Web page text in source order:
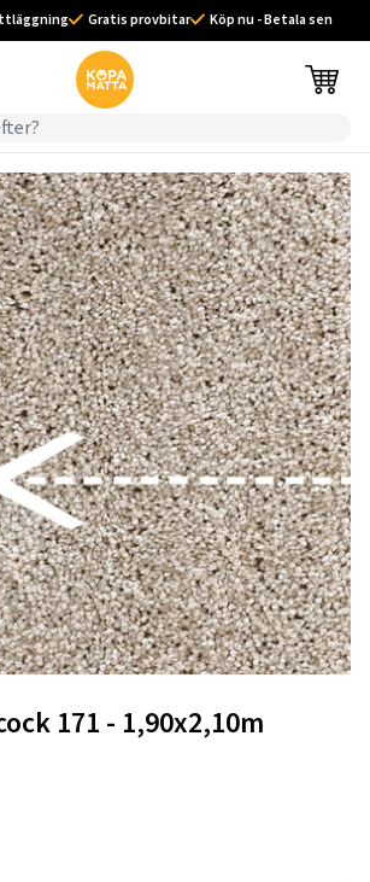
Gratis provbitar Köp nu - Betala sen
171 - 1,90x2,10m